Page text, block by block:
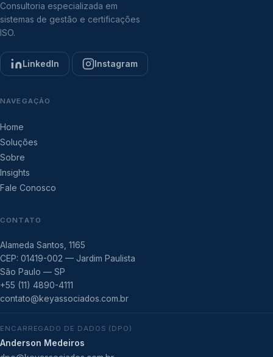
Consultoria especializada em
sistemas de gestão e certificações
ISO.
LinkedIn Instagram
NAVEGAÇÃO
Home
Soluções
Sobre
Insights
Fale Conosco
CONTATO
Alameda Santos, 1165
CEP: 01419-002 — Jardim Paulista
São Paulo — SP
+55 (11) 4890-4111
contato@keyassociados.com.br
ENCARREGADO DE DADOS (DPO)
Anderson Medeiros